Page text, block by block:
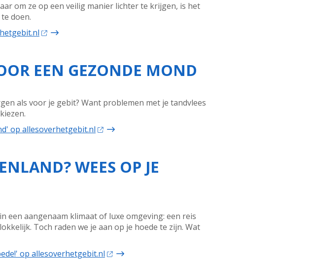
om ze op een veilig manier lichter te krijgen, is het
doen.
EEN GEZONDE MOND
als voor je gebit? Want problemen met je tandvlees
op allesoverhetgebit.nl
WEES OP JE
een aangenaam klimaat of luxe omgeving: een reis
Toch raden we je aan op je hoede te zijn. Wat
op allesoverhetgebit.nl